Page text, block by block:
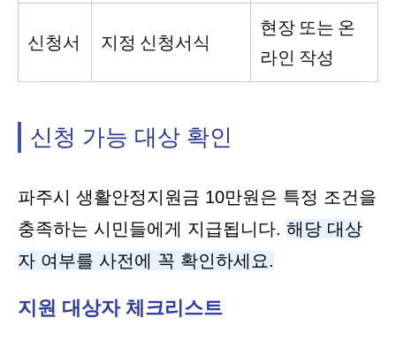
신청서 지정 신청서식
현장 또는 온
라인 작성
신청 가능 대상 확인
파주시 생활안정지원금 10만원은 특정 조건을
충족하는 시민들에게 지급됩니다. 해당 대상
자 여부를 사전에 꼭 확인하세요.
지원 대상자 체크리스트